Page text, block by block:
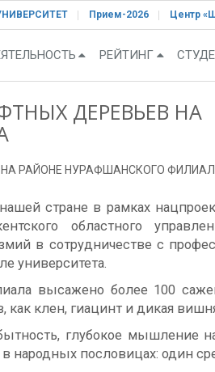
Прием-2026 Центр
РЕЙТИНГ
ДЕРЕВЬЕВ НА
РАЙОНЕ НУРАФШАНСКОГО
стране в рамках
областного
в сотрудничестве с
университета.
высажено более 100
клен, гиацинт и дикая
глубокое мышление
народных пословицах: один